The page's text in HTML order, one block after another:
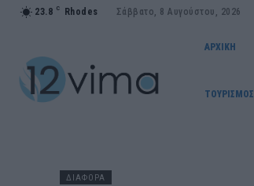
23.8 C Rhodes Σάββατο, 8 Αυγούστου, 2026
ΑΡΧΙΚΗ
ΤΟΥΡΙΣΜΟΣ
ΔΙΑΦΟΡΑ